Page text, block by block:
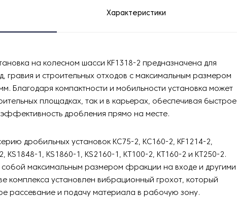
Характеристики
на колесном шасси KF1318-2 предназначена для
гравия и строительных отходов с максимальным размером
Благодаря компактности и мобильности установка может
площадках, так и в карьерах, обеспечивая быстрое
дробления прямо на месте.
дробильных установок KC75-2, KC160-2, KF1214-2,
KS1848-1, KS1860-1, KS2160-1, KT100-2, KT160-2 и KT250-2.
максимальным размером фракции на входе и другими
комплекса установлен вибрационный грохот, который
рассевание и подачу материала в рабочую зону.